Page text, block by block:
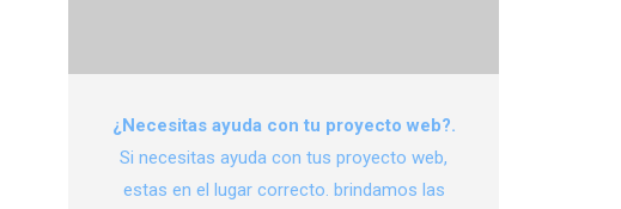
¿Necesitas ayuda con tu proyecto web?.
Si necesitas ayuda con tus proyecto web,
estas en el lugar correcto. brindamos las